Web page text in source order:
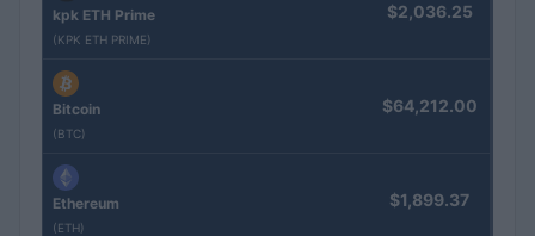
kpk ETH Prime
(KPK ETH PRIME)
$2,036.25
Bitcoin
(BTC)
$64,212.00
Ethereum
(ETH)
$1,899.37